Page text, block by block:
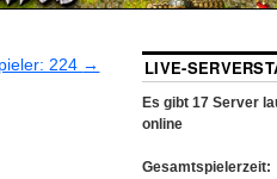
224 → LIVE-
Es gibt 17Server
online
Gesamtspielerzeit: